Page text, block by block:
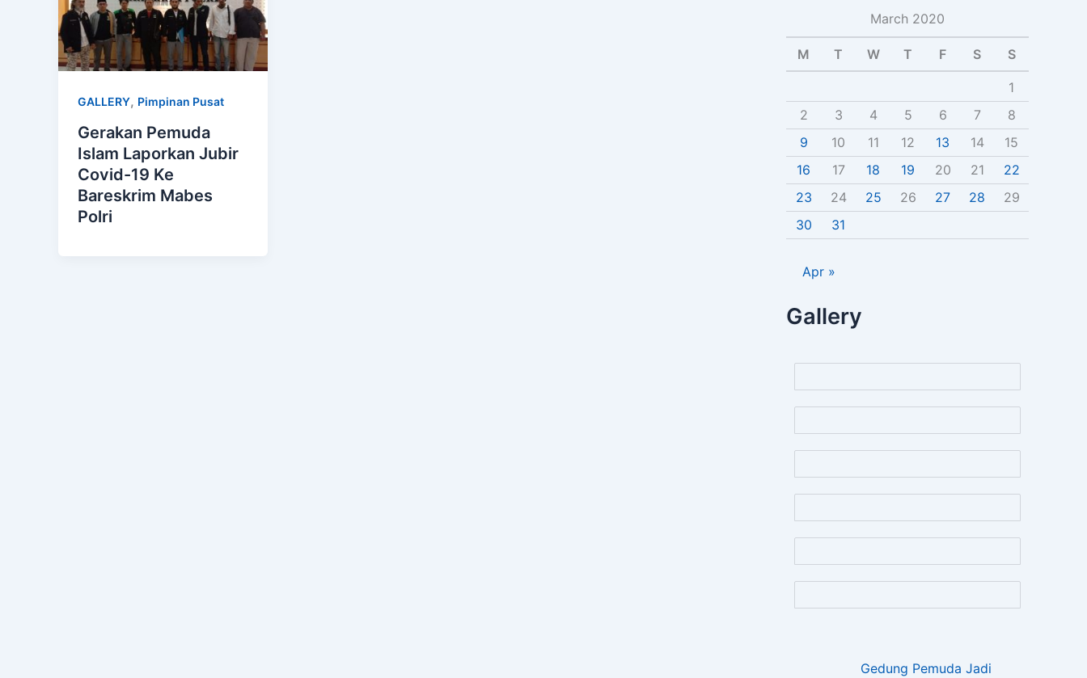
GALLERY, Pimpinan Pusat
Gerakan Pemuda
Islam Laporkan Jubir
Covid-19 Ke
Bareskrim Mabes
Polri
c
r
March 2020
M T W T F S S
1
2
3 4 5 6 7
8
9
10 11 12 13 14
15
16
17 18 19 20 21
22
23
24 25 26 27 28
29
30
31
Apr »
Gallery
Gedung Pemuda Jadi